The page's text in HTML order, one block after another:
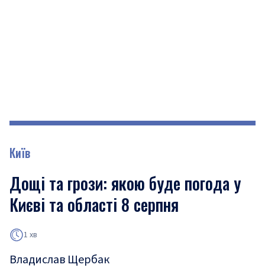
Київ
Дощі та грози: якою буде погода у
Києві та області 8 серпня
1 хв
Владислав Щербак